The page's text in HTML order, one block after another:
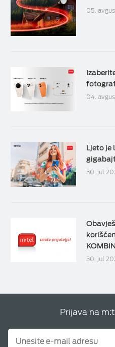
05.
04.
Ljeto je
30. jul
30. jul
Prijava na